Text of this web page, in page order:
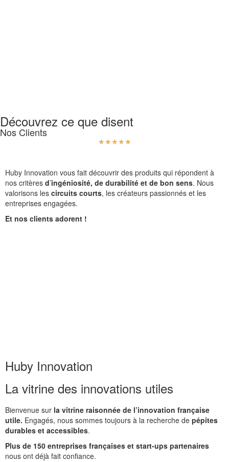
Découvrez ce que disent
Nos Clients
☆☆☆☆☆
Huby Innovation vous fait découvrir des produits qui répondent à
nos critères d’ingéniosité, de durabilité et de bon sens. Nous
valorisons les circuits courts, les créateurs passionnés et les
entreprises engagées.
Et nos clients adorent !
Huby Innovation
La vitrine des innovations utiles
Bienvenue sur la vitrine raisonnée de l’innovation française
utile. Engagés, nous sommes toujours à la recherche de pépites
durables et accessibles.
Plus de 150 entreprises françaises et start-ups partenaires
nous ont déjà fait confiance.